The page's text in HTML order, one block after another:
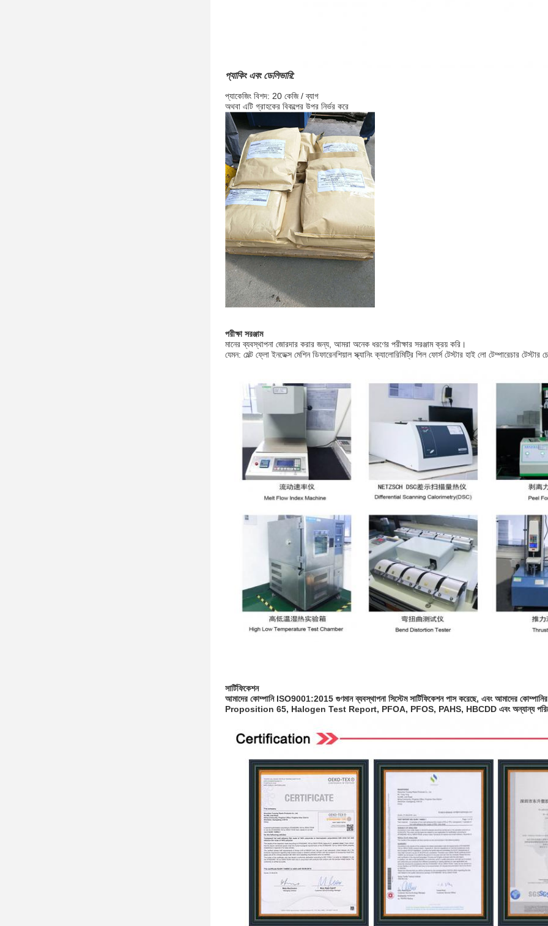
প্যাকিং এবং ডেলিভারি:
প্যাকেজিং বিশদ: 20 কেজি / ব্যাগ
অথবা এটি গ্রাহকের বিকল্পের উপর নির্ভর করে
পরীক্ষা সরঞ্জাম
মানের ব্যবস্থাপনা জোরদার করার জন্য, আমরা অনেক ধরণের পরীক্ষার সরঞ্জাম ক্রয় করি।
যেমন: মেল্ট ফ্লো ইনডেক্স মেশিন ডিফারেনশিয়াল স্ক্যানিং ক্যালোরিমিট্রি পিল ফোর্স টেস্টার হাই লো টেম্পারেচার টেস্টার
সার্টিফিকেশন
আমাদের কোম্পানি ISO9001:2015 গুণমান ব্যবস্থাপনা সিস্টেম সার্টিফিকেশন পাস করেছে, এবং আমাদের
Proposition 65, Halogen Test Report, PFOA, PFOS, PAHS, HBCDD এবং অন্যান্য